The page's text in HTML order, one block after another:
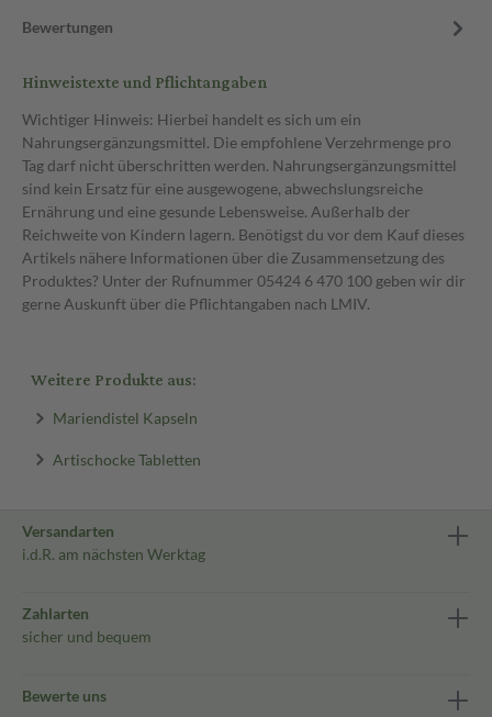
Bewertungen
Hinweistexte und Pflichtangaben
Wichtiger Hinweis: Hierbei handelt es sich um ein
Nahrungsergänzungsmittel. Die empfohlene Verzehrmenge pro
Tag darf nicht überschritten werden. Nahrungsergänzungsmittel
sind kein Ersatz für eine ausgewogene, abwechslungsreiche
Ernährung und eine gesunde Lebensweise. Außerhalb der
Reichweite von Kindern lagern. Benötigst du vor dem Kauf dieses
Artikels nähere Informationen über die Zusammensetzung des
Produktes? Unter der Rufnummer 05424 6 470 100 geben wir dir
gerne Auskunft über die Pflichtangaben nach LMIV.
Weitere Produkte aus:
Mariendistel Kapseln
Artischocke Tabletten
Versandarten
i.d.R. am nächsten Werktag
Zahlarten
sicher und bequem
Bewerte uns